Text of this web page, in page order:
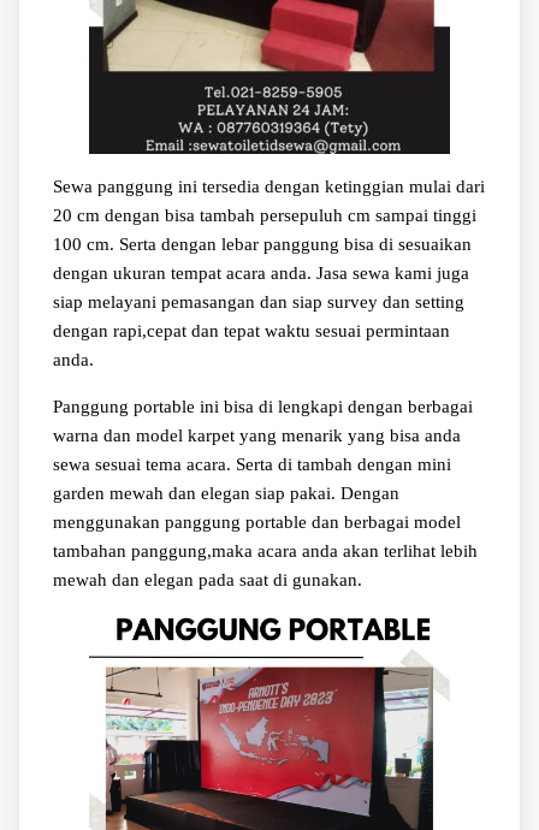
Sewa panggung ini tersedia dengan ketinggian mulai dari
20 cm dengan bisa tambah persepuluh cm sampai tinggi
100 cm. Serta dengan lebar panggung bisa di sesuaikan
dengan ukuran tempat acara anda. Jasa sewa kami juga
siap melayani pemasangan dan siap survey dan setting
dengan rapi,cepat dan tepat waktu sesuai permintaan
anda.
Panggung portable ini bisa di lengkapi dengan berbagai
warna dan model karpet yang menarik yang bisa anda
sewa sesuai tema acara. Serta di tambah dengan mini
garden mewah dan elegan siap pakai. Dengan
menggunakan panggung portable dan berbagai model
tambahan panggung,maka acara anda akan terlihat lebih
mewah dan elegan pada saat di gunakan.